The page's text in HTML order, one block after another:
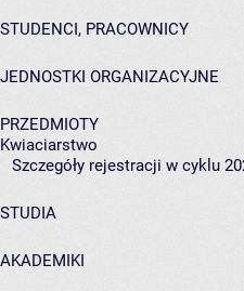
STUDENCI, PRACOWNICY
JEDNOSTKI ORGANIZACYJNE
PRZEDMIOTY
Kwiaciarstwo
Szczegóły rejestracji w cyklu
STUDIA
AKADEMIKI